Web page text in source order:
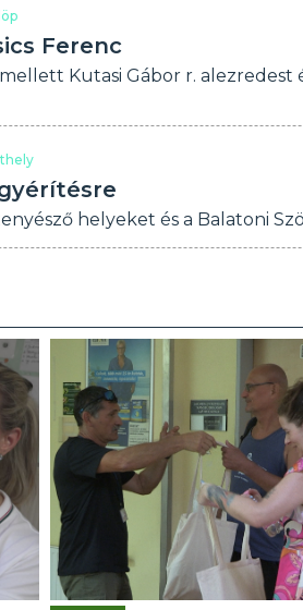
Ferenc
Kutasi Gábor r.
helyeket és a Balatoni